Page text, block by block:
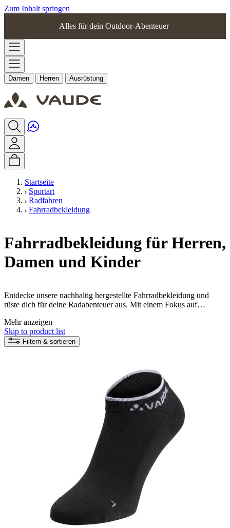
Zum Inhalt springen
Alles für dein Outdoor-Abenteuer
Damen Herren Ausrüstung
Startseite
Sportart
Radfahren
Fahrradbekleidung
Fahrradbekleidung für Herren,
Damen und Kinder
Entdecke unsere nachhaltig hergestellte Fahrradbekleidung und
rüste dich für deine Radabenteuer aus. Mit einem Fokus auf
Radhosen, Shirts, Jacken und Handschuhen. Tauche ein in die
VAUDE Kollektion und finde die perfekte Fahrradbekleidung für
dich!
Mehr anzeigen
Skip to product list
Filtern & sortieren